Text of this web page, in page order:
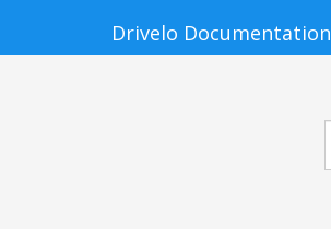
Drivelo Documentation